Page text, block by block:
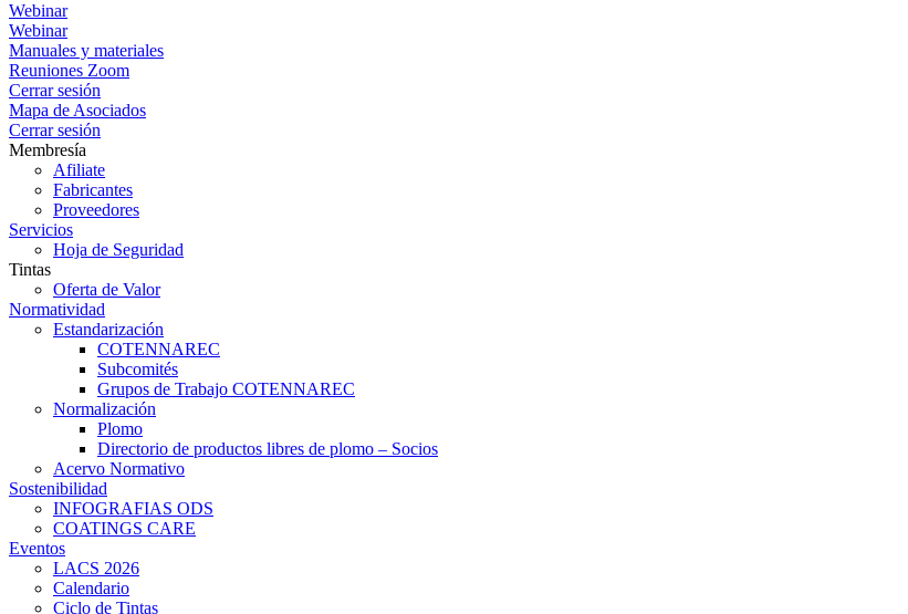
Webinar
Webinar
Manuales y materiales
Reuniones Zoom
Cerrar sesión
Mapa de Asociados
Cerrar sesión
Membresía
Afiliate
Fabricantes
Proveedores
Servicios
Hoja de Seguridad
Tintas
Oferta de Valor
Normatividad
Estandarización
COTENNAREC
Subcomités
Grupos de Trabajo COTENNAREC
Normalización
Plomo
Directorio de productos libres de plomo – Socios
Acervo Normativo
Sostenibilidad
INFOGRAFIAS ODS
COATINGS CARE
Eventos
LACS 2026
Calendario
Ciclo de Tintas